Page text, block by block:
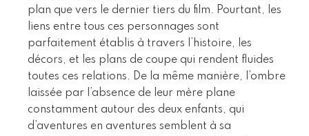
plan que vers le dernier tiers du film. Pourtant, les
liens entre tous ces personnages sont
parfaitement établis à travers l’histoire, les
décors, et les plans de coupe qui rendent fluides
toutes ces relations. De la même manière, l’ombre
laissée par l’absence de leur mère plane
constamment autour des deux enfants, qui
d’aventures en aventures semblent à sa